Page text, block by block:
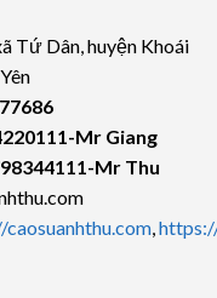
Tứ Dân, huyện Khoái
Mr Giang
Mr Thu
,